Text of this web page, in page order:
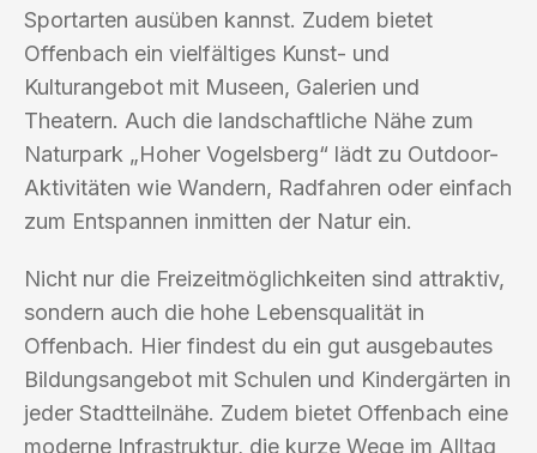
Sportarten ausüben kannst. Zudem bietet
Offenbach ein vielfältiges Kunst- und
Kulturangebot mit Museen, Galerien und
Theatern. Auch die landschaftliche Nähe zum
Naturpark „Hoher Vogelsberg“ lädt zu Outdoor-
Aktivitäten wie Wandern, Radfahren oder einfach
zum Entspannen inmitten der Natur ein.
Nicht nur die Freizeitmöglichkeiten sind attraktiv,
sondern auch die hohe Lebensqualität in
Offenbach. Hier findest du ein gut ausgebautes
Bildungsangebot mit Schulen und Kindergärten in
jeder Stadtteilnähe. Zudem bietet Offenbach eine
moderne Infrastruktur, die kurze Wege im Alltag